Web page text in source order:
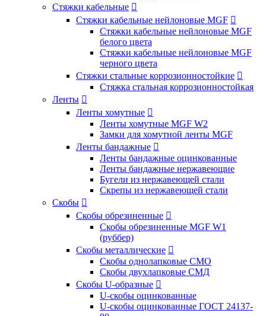
Стяжки кабельные 
Стяжки кабельные нейлоновые MGF 
Стяжки кабельные нейлоновые MGF
белого цвета
Стяжки кабельные нейлоновые MGF
черного цвета
Стяжки стальные коррозионностойкие 
Стяжка стальная коррозионностойкая
Ленты 
Ленты хомутные 
Ленты хомутные MGF W2
Замки для хомутной ленты MGF
Ленты бандажные 
Ленты бандажные оцинкованные
Ленты бандажные нержавеющие
Бугели из нержавеющей стали
Скрепы из нержавеющей стали
Скобы 
Скобы обрезиненные 
Скобы обрезиненные MGF W1
(руббер)
Скобы металлические 
Скобы однолапковые СМО
Скобы двухлапковые СМД
Скобы U-образные 
U-скобы оцинкованные
U-скобы оцинкованные ГОСТ 24137-